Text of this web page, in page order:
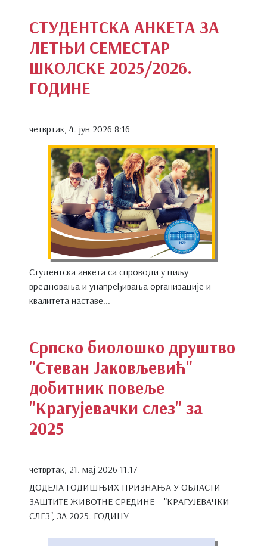
СТУДЕНТСКА АНКЕТА ЗА
ЛЕТЊИ СЕМЕСТАР
ШКОЛСКЕ 2025/2026.
ГОДИНЕ
четвртак, 4. јун 2026 8:16
Студентска анкета са спроводи у циљу
вредновања и унапређивања организације и
квалитета наставе...
Српско биолошко друштво
"Стеван Јаковљевић"
добитник повеље
"Крагујевачки слез" за
2025
четвртак, 21. мај 2026 11:17
ДОДЕЛА ГОДИШЊИХ ПРИЗНАЊА У ОБЛАСТИ
ЗАШТИТЕ ЖИВОТНЕ СРЕДИНЕ – "КРАГУЈЕВАЧКИ
СЛЕЗ", ЗА 2025. ГОДИНУ